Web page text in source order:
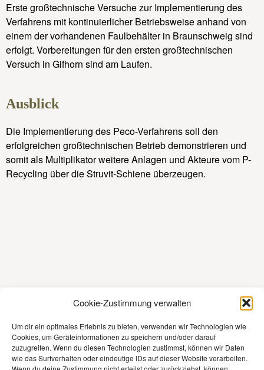
Cookie-Zustimmung verwalten
Um dir ein optimales Erlebnis zu bieten, verwenden wir Technologien wie
Cookies, um Geräteinformationen zu speichern und/oder darauf
zuzugreifen. Wenn du diesen Technologien zustimmst, können wir Daten
wie das Surfverhalten oder eindeutige IDs auf dieser Website verarbeiten.
Erste großtechnische Versuche zur Implementierung des
Verfahrens mit kontinuierlicher Betriebsweise anhand von
einem der vorhandenen Faulbehälter in Braunschweig sind
erfolgt. Vorbereitungen für den ersten großtechnischen
Versuch in Gifhorn sind am Laufen.
Ausblick
Die Implementierung des Peco-Verfahrens soll den
erfolgreichen großtechnischen Betrieb demonstrieren und
somit als Multiplikator weitere Anlagen und Akteure vom P-
Recycling über die Struvit-Schiene überzeugen.
Impressum
Datenschutz